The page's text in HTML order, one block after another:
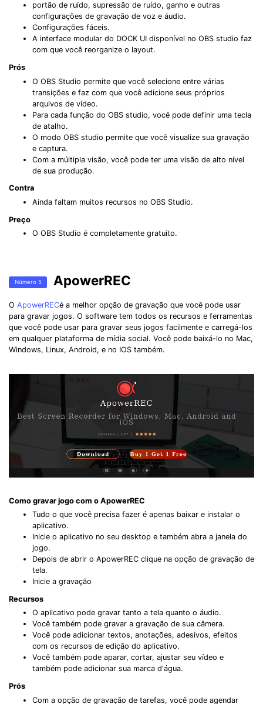
portão de ruído, supressão de ruído, ganho e outras
configurações de gravação de voz e áudio.
Configurações fáceis.
A interface modular do DOCK UI disponível no OBS studio faz
com que você reorganize o layout.
Prós
O OBS Studio permite que você selecione entre várias
transições e faz com que você adicione seus próprios
arquivos de vídeo.
Para cada função do OBS studio, você pode definir uma tecla
de atalho.
O modo OBS studio permite que você visualize sua gravação
e captura.
Com a múltipla visão, você pode ter uma visão de alto nível
de sua produção.
Contra
Ainda faltam muitos recursos no OBS Studio.
Preço
O OBS Studio é completamente gratuito.
Número 5 ApowerREC
O ApowerRECé a melhor opção de gravação que você pode usar
para gravar jogos. O software tem todos os recursos e ferramentas
que você pode usar para gravar seus jogos facilmente e carregá-los
em qualquer plataforma de mídia social. Você pode baixá-lo no Mac,
Windows, Linux, Android, e no IOS também.
Como gravar jogo com o ApowerREC
Tudo o que você precisa fazer é apenas baixar e instalar o
aplicativo.
Inicie o aplicativo no seu desktop e também abra a janela do
jogo.
Depois de abrir o ApowerREC clique na opção de gravação de
tela.
Inicie a gravação
Recursos
O aplicativo pode gravar tanto a tela quanto o áudio.
Você também pode gravar a gravação de sua câmera.
Você pode adicionar textos, anotações, adesivos, efeitos
com os recursos de edição do aplicativo.
Você também pode aparar, cortar, ajustar seu vídeo e
também pode adicionar sua marca d'água.
Prós
Com a opção de gravação de tarefas, você pode agendar